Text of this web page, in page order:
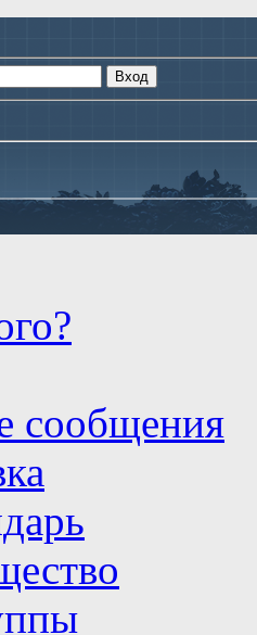
сообщения